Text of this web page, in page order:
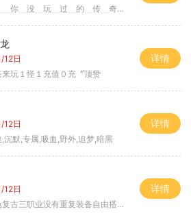
你﹍没﹍玩﹍过﹍的﹍传﹍奇﹍﹍﹍〉
12日
来玩１怪１充值０充〞顶赞
详情
12日
,沉默,专属,吸血,野外,追梦,暗黑
详情
12日
古三职业没有重复装备自由搭配私
详情